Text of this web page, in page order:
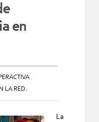
en
LA RED.
La